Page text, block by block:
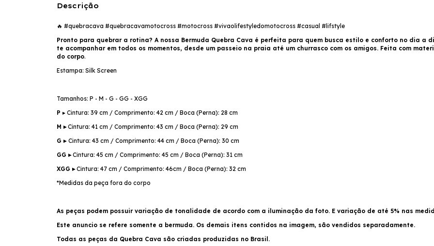
Descrição
🔥 #quebracava #quebracavamotocross #motocross #vivaolifestyledomotocross #casual #lifstyle
Pronto para quebrar a rotina? A nossa Bermuda Quebra Cava é perfeita para quem busca estilo e conforto no dia a
te acompanhar em todos os momentos, desde um passeio na praia até um churrasco com os amigos. Feita com
do corpo.
Estampa: Silk Screen
Tamanhos: P - M - G - GG - XGG
P ▸ Cintura: 39 cm / Comprimento: 42 cm / Boca (Perna): 28 cm
M ▸Cintura: 41 cm / Comprimento: 43 cm / Boca (Perna): 29 cm
G ▸ Cintura: 43 cm / Comprimento: 44 cm / Boca (Perna): 30 cm
GG ▸Cintura: 45 cm / Comprimento: 45 cm / Boca (Perna): 31 cm
XGG ▸Cintura: 47 cm / Comprimento: 46cm / Boca (Perna): 32 cm
*Medidas da peça fora do corpo
As peças podem possuir variação de tonalidade de acordo com a iluminação da foto. E variação de até 5% nas
Este anuncio se refere somente a bermuda. Os demais itens contidos na imagem, são vendidos separadamente.
Todas as peças da Quebra Cava são criadas produzidas no Brasil.